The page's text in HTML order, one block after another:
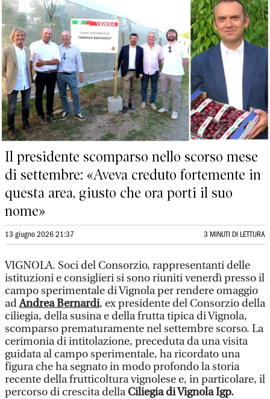
Il presidente scomparso nello scorso mese
di settembre: «Aveva creduto fortemente in
questa area, giusto che ora porti il suo
nome»
13 giugno 2026 21:37 3 MINUTI DI LETTURA
VIGNOLA. Soci del Consorzio, rappresentanti delle
istituzioni e consiglieri si sono riuniti venerdì presso il
campo sperimentale di Vignola per rendere omaggio
adAndrea Bernardi, ex presidente del Consorzio della
ciliegia, della susina e della frutta tipica di Vignola,
scomparso prematuramente nel settembre scorso. La
cerimonia di intitolazione, preceduta da una visita
guidata al campo sperimentale, ha ricordato una
figura che ha segnato in modo profondo la storia
recente della frutticoltura vignolese e, in particolare, il
percorso di crescita dellaCiliegia di Vignola Igp.